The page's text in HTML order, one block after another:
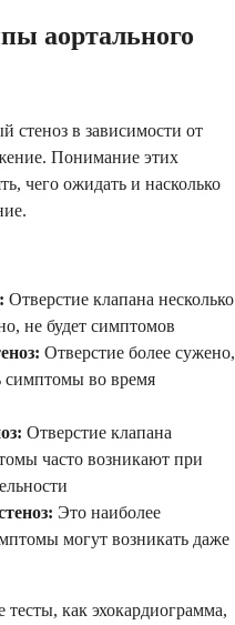
аортального
стеноз в зависимости от
Понимание этих
чего ожидать и насколько
Отверстие клапана несколько
не будет симптомов
Отверстие более сужено,
симптомы во время
Отверстие клапана
часто возникают при
Это наиболее
могут возникать даже
тесты, как эхокардиограмма,